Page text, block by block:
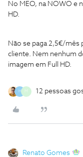
No MEO, na NOWO e
HD.
Não se paga 2,5€/mês
cliente. Nem nenhum
imagem em Full HD.
H M 12 pessoas
Renato Gomes